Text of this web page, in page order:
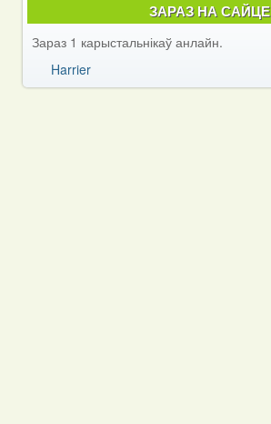
ЗАРАЗ НА САЙЦЕ
Зараз 1 карыстальнікаў анлайн.
Harrier